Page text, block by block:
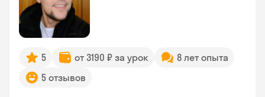
5 от 3190 ₽ за урок
8 лет опыта
5 отзывов